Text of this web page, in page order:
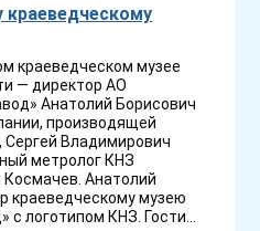
краеведческому
краеведческом музее
— директор АО
Анатолий Борисович
производящей
Сергей Владимирович
метролог КНЗ
Анатолий
краеведческому музею
с логотипом КНЗ. Гости...